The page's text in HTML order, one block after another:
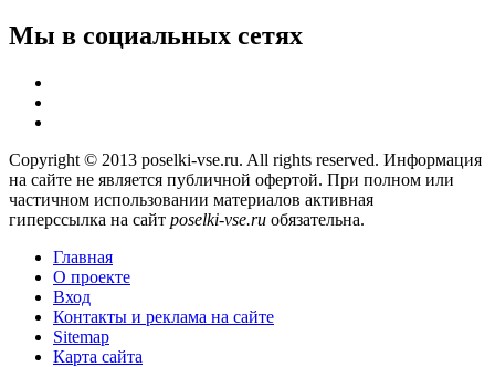
Мы в социальных сетях
Copyright © 2013 poselki-vse.ru. All rights reserved. Информация
на сайте не является публичной офертой. При полном или
частичном использовании материалов активная
гиперссылка на сайт poselki-vse.ru​ обязательна.
Главная
О проекте
Вход
Контакты и реклама на сайте
Sitemap
Карта сайта